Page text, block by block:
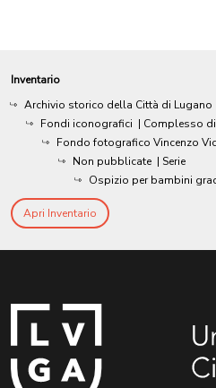
Inventario
Archivio storico della Città di Lugano
Fondi iconografici | Complesso
Fondo fotografico Vincenzo
Non pubblicate | Serie
Ospizio per bambini
Apri Inventario